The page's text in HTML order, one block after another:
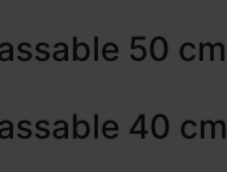
50 cm
40 cm